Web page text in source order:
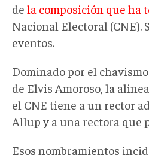
de la composición que ha
Nacional Electoral (CNE).
eventos.
Dominado por el
de Elvis Amoroso, la
el CNE tiene a un rector
Allup y a una rectora que
Esos nombramientos